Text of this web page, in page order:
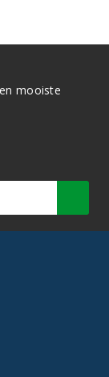
mooiste